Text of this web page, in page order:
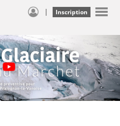
| Inscription